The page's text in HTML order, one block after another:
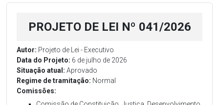
PROJETO DE LEI Nº 041/2026
Autor: Projeto de Lei - Executivo
Data do Projeto: 6 de julho de 2026
Situação atual: Aprovado
Regime de tramitação: Normal
Comissões: